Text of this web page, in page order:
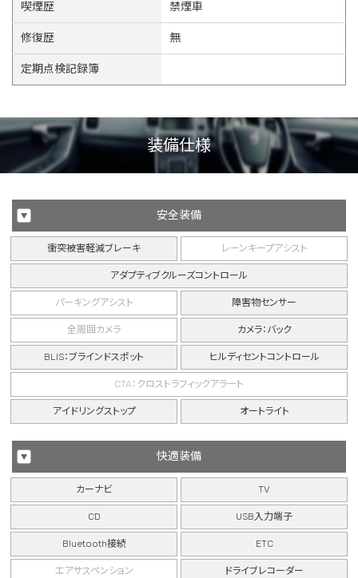
喫煙歴 禁煙車
修復歴 無
定期点検記録簿
装備仕様
安全装備
衝突被害軽減ブレーキ
アダプティブクルーズコントロール
レーンキープアシスト
パーキングアシスト 障害物センサー
全周囲カメラ カメラ：バック
BLIS：ブラインドスポット ヒルディセントコントロール
CTA：クロストラフィックアラート
アイドリングストップ オートライト
快適装備
カーナビ TV
CD USB入力端子
Bluetooth接続 ETC
エアサスペンション ドライブレコーダー